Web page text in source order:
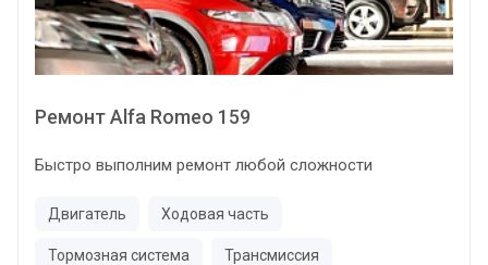
Ремонт Alfa Romeo 159
Быстро выполним ремонт любой сложности
Двигатель Ходовая часть
Тормозная система Трансмиссия